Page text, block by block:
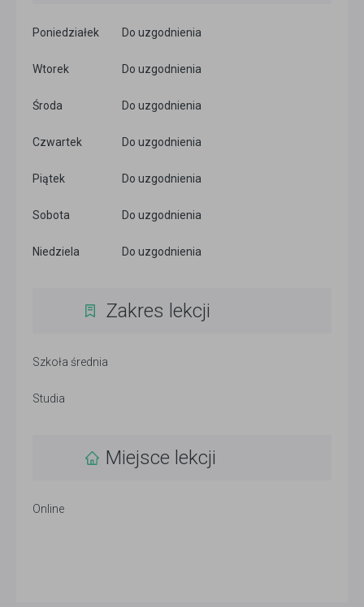
Poniedziałek Do uzgodnienia
Wtorek Do uzgodnienia
Środa Do uzgodnienia
Czwartek Do uzgodnienia
Piątek Do uzgodnienia
Sobota Do uzgodnienia
Niedziela Do uzgodnienia
Zakres lekcji
Szkoła średnia
Studia
Miejsce lekcji
Online